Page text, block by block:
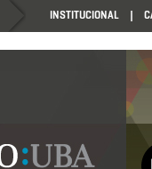
INSTITUCIONAL